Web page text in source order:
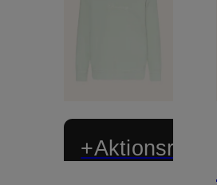
+Aktionsrabatt